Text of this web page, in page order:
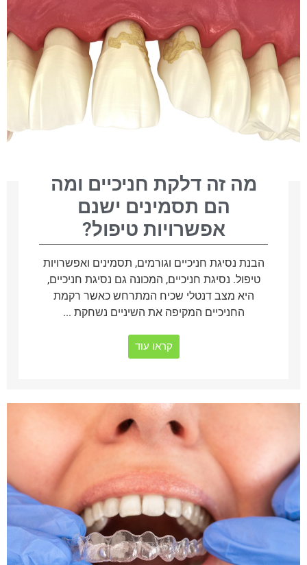
מה זה דלקת חניכיים ומה
הם תסמינים ישנם
אפשרויות טיפול?
הבנת נסיגת חניכיים וגורמים, תסמינים ואפשרויות
טיפול. נסיגת חניכיים, המכונה גם נסיגת חניכיים,
היא מצב דנטלי שכיח המתרחש כאשר רקמת
החניכיים המקיפה את השיניים נשחקת ...
קראו עוד